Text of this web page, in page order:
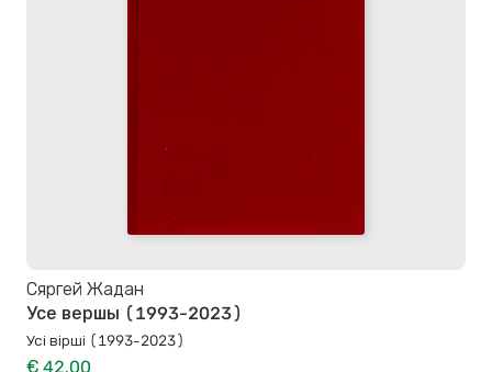
Сяргей Жадан
Усе вершы (1993-2023)
Усі вірші (1993-2023)
€ 42.00